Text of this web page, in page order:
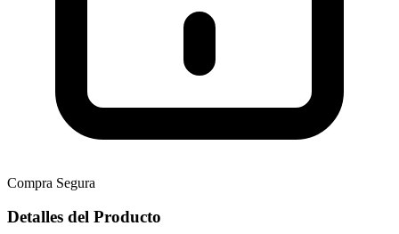
Compra Segura
Detalles del Producto